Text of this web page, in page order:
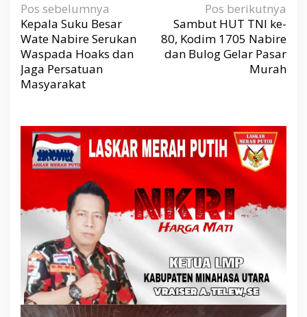
N
a
v
i
g
a
s
i
p
o
s
Pos sebelumnya
Kepala Suku Besar
Wate Nabire Serukan
Waspada Hoaks dan
Jaga Persatuan
Masyarakat
Pos berikutnya
Sambut HUT TNI ke-
80, Kodim 1705 Nabire
dan Bulog Gelar Pasar
Murah